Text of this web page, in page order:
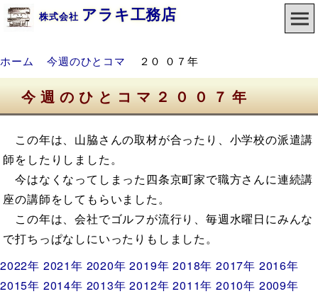
株式会社 アラキ工務店
ホーム 今週のひとコマ ２０ ０７年
今週のひとコマ２００７年
この年は、山脇さんの取材が合ったり、小学校の派遣講
師をしたりしました。
今はなくなってしまった四条京町家で職方さんに連続講
座の講師をしてもらいました。
この年は、会社でゴルフが流行り、毎週水曜日にみんな
で打ちっぱなしにいったりもしました。
2022年 2021年 2020年 2019年 2018年 2017年 2016年
2015年 2014年 2013年 2012年 2011年 2010年 2009年